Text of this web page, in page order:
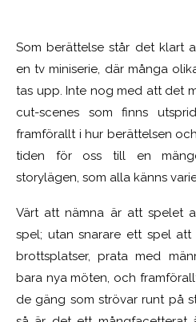
Som berättelse står det klart
en tv miniserie, där många
tas upp. Inte nog med att det
cut-scenes som finns
framförallt i hur berättelsen
tiden för oss till en
storylägen, som alla känns
Värt att nämna är att spelet
spel; utan snarare ett spel
brottsplatser, prata med
bara nya möten, och
de gäng som strövar runt på